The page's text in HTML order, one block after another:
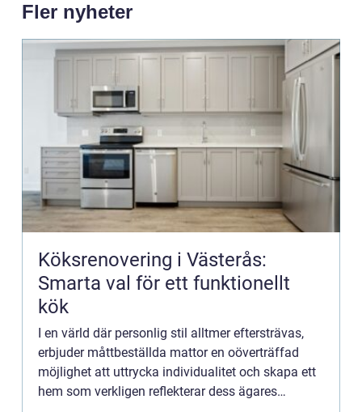
Fler nyheter
Köksrenovering i Västerås:
Smarta val för ett funktionellt
kök
I en värld där personlig stil alltmer eftersträvas,
erbjuder måttbeställda mattor en oöverträffad
möjlighet att uttrycka individualitet och skapa ett
hem som verkligen reflekterar dess ägares